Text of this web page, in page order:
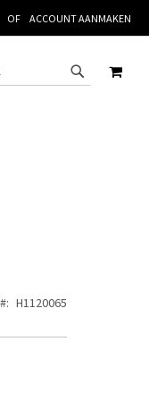
ACCOUNT AANMAKEN
H1120065